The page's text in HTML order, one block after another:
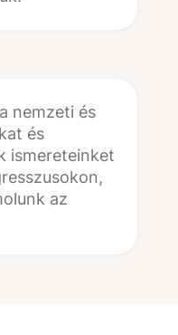
nemzeti és
és
ismereteinket
az